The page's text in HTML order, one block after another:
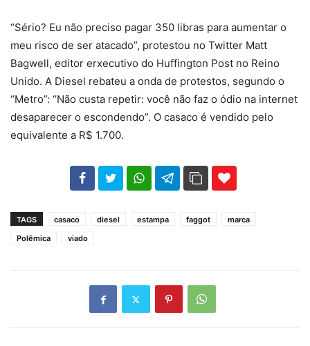
“Sério? Eu não preciso pagar 350 libras para aumentar o
meu risco de ser atacado”, protestou no Twitter Matt
Bagwell, editor erxecutivo do Huffington Post no Reino
Unido. A Diesel rebateu a onda de protestos, segundo o
“Metro”: “Não custa repetir: você não faz o ódio na internet
desaparecer o escondendo”. O casaco é vendido pelo
equivalente a R$ 1.700.
102 35
TAGS casaco diesel estampa faggot
marca
Polêmica
viado